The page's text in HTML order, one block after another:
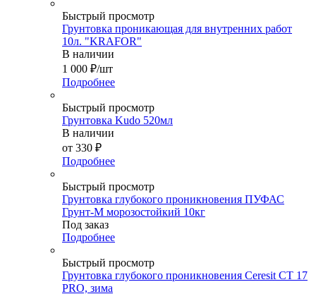
Быстрый просмотр
Грунтовка проникающая для внутренних работ
10л. "KRAFOR"
В наличии
1 000 ₽/шт
Подробнее
Быстрый просмотр
Грунтовка Kudo 520мл
В наличии
от 330 ₽
Подробнее
Быстрый просмотр
Грунтовка глубокого проникновения ПУФАС
Грунт-М морозостойкий 10кг
Под заказ
Подробнее
Быстрый просмотр
Грунтовка глубокого проникновения Ceresit CT 17
PRO, зима